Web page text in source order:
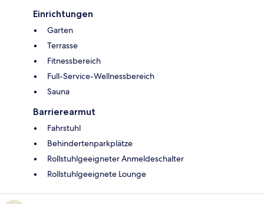
Einrichtungen
Garten
Terrasse
Fitnessbereich
Full-Service-Wellnessbereich
Sauna
Barrierearmut
Fahrstuhl
Behindertenparkplätze
Rollstuhlgeeigneter Anmeldeschalter
Rollstuhlgeeignete Lounge